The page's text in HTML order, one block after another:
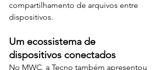
compartilhamento de arquivos entre
dispositivos.
Um ecossistema de
dispositivos conectados
No MWC, a Tecno também apresentou